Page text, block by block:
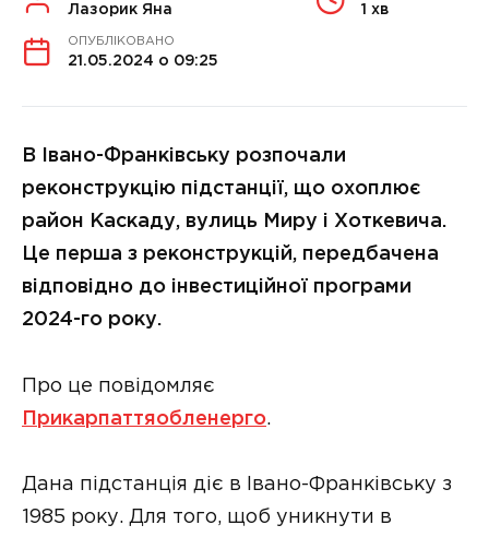
Лазорик Яна 1 хв
ОПУБЛІКОВАНО
21.05.2024 о 09:25
В Івано-Франківську розпочали
реконструкцію підстанції, що охоплює
район Каскаду, вулиць Миру і Хоткевича.
Це перша з реконструкцій, передбачена
відповідно до інвестиційної програми
2024-го року.
Про це повідомляє
Прикарпаттяобленерго.
Дана підстанція діє в Івано-Франківську з
1985 року. Для того, щоб уникнути в